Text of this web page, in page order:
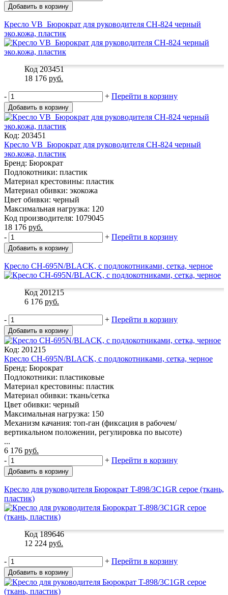
Добавить в корзину
Кресло VB_Бюрократ для руководителя CH-824 черный
эко.кожа, пластик
Код 203451
18 176 руб.
- + Перейти в корзину
Добавить в корзину
Код: 203451
Кресло VB_Бюрократ для руководителя CH-824 черный
эко.кожа, пластик
Бренд: Бюрократ
Подлокотники: пластик
Материал крестовины: пластик
Материал обивки: экокожа
Цвет обивки: черный
Максимальная нагрузка: 120
Код производителя: 1079045
18 176 руб.
-
+ Перейти в корзину
Добавить в корзину
Кресло CH-695N/BLACK, с подлокотниками, сетка, черное
Код 201215
6 176 руб.
- + Перейти в корзину
Добавить в корзину
Код: 201215
Кресло CH-695N/BLACK, с подлокотниками, сетка, черное
Бренд: Бюрократ
Подлокотники: пластиковые
Материал крестовины: пластик
Материал обивки: ткань/сетка
Цвет обивки: черный
Максимальная нагрузка: 150
Механизм качания: топ-ган (фиксация в рабочем/
вертикальном положении, регулировка по высоте)
...
6 176 руб.
-
+ Перейти в корзину
Добавить в корзину
Кресло для руководителя Бюрократ T-898/3C1GR серое (ткань,
пластик)
Код 189646
12 224 руб.
- + Перейти в корзину
Добавить в корзину